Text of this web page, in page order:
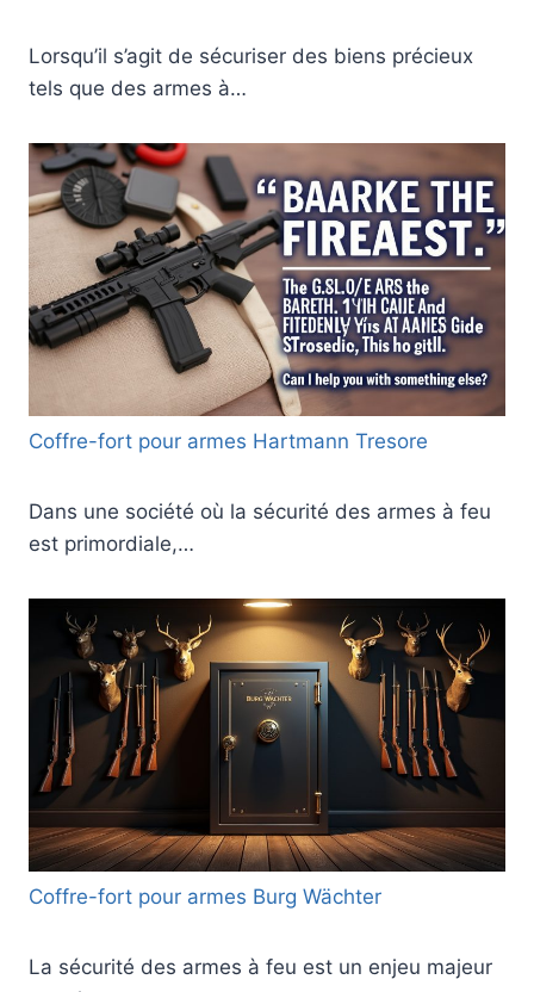
Lorsqu’il s’agit de sécuriser des biens précieux
tels que des armes à…
Coffre-fort pour armes Hartmann Tresore
Dans une société où la sécurité des armes à feu
est primordiale,…
Coffre-fort pour armes Burg Wächter
La sécurité des armes à feu est un enjeu majeur